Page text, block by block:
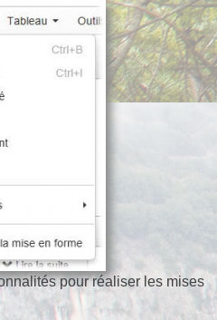
pour réaliser les mises